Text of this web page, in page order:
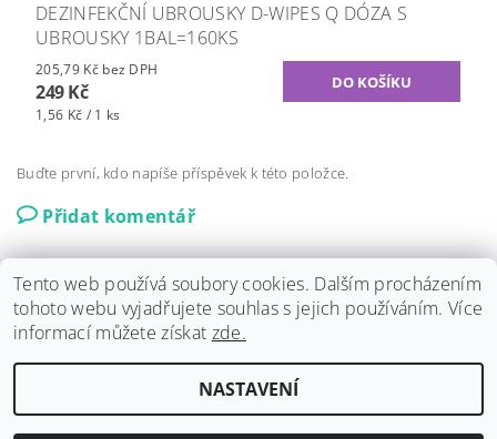
DEZINFEKČNÍ UBROUSKY D-WIPES Q DÓZA S
UBROUSKY 1BAL=160KS
205,79 Kč bez DPH
249 Kč
1,56 Kč / 1 ks
Buďte první, kdo napíše příspěvek k této položce.
Přidat komentář
Harm Reduction Program
2026 ©RYCHLY TEST, všechna práva vyhrazenaUpravit nastavení cookies
Tento web používá soubory cookies. Dalším procházením
tohoto webu vyjadřujete souhlas s jejich používáním. Více
informací můžete získat zde.
NASTAVENÍ